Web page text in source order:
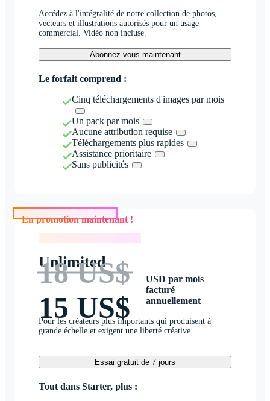
Accédez à l'intégralité de notre collection de photos,
vecteurs et illustrations autorisés pour un usage
commercial. Vidéo non incluse.
Abonnez-vous maintenant
Le forfait comprend :
Cinq téléchargements d'images par mois
Un pack par mois
Aucune attribution requise
Téléchargements plus rapides
Assistance prioritaire
Sans publicités
En promotion maintenant !
Unlimited
18 US$
15 US$
USD par mois
facturé
annuellement
Pour les créateurs plus importants qui produisent à
grande échelle et exigent une liberté créative
Essai gratuit de 7 jours
Tout dans Starter, plus :